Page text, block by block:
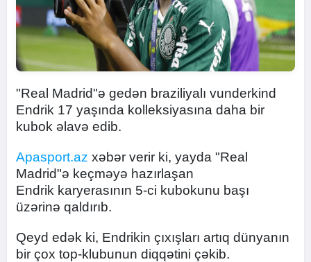
"Real Madrid"ə gedən braziliyalı vunderkind
Endrik 17 yaşında kolleksiyasına daha bir
kubok əlavə edib.
Apasport.az xəbər verir ki, yayda "Real
Madrid"ə keçməyə hazırlaşan
Endrik karyerasının 5-ci kubokunu başı
üzərinə qaldırıb.
Qeyd edək ki, Endrikin çıxışları artıq dünyanın
bir çox top-klubunun diqqətini çəkib.